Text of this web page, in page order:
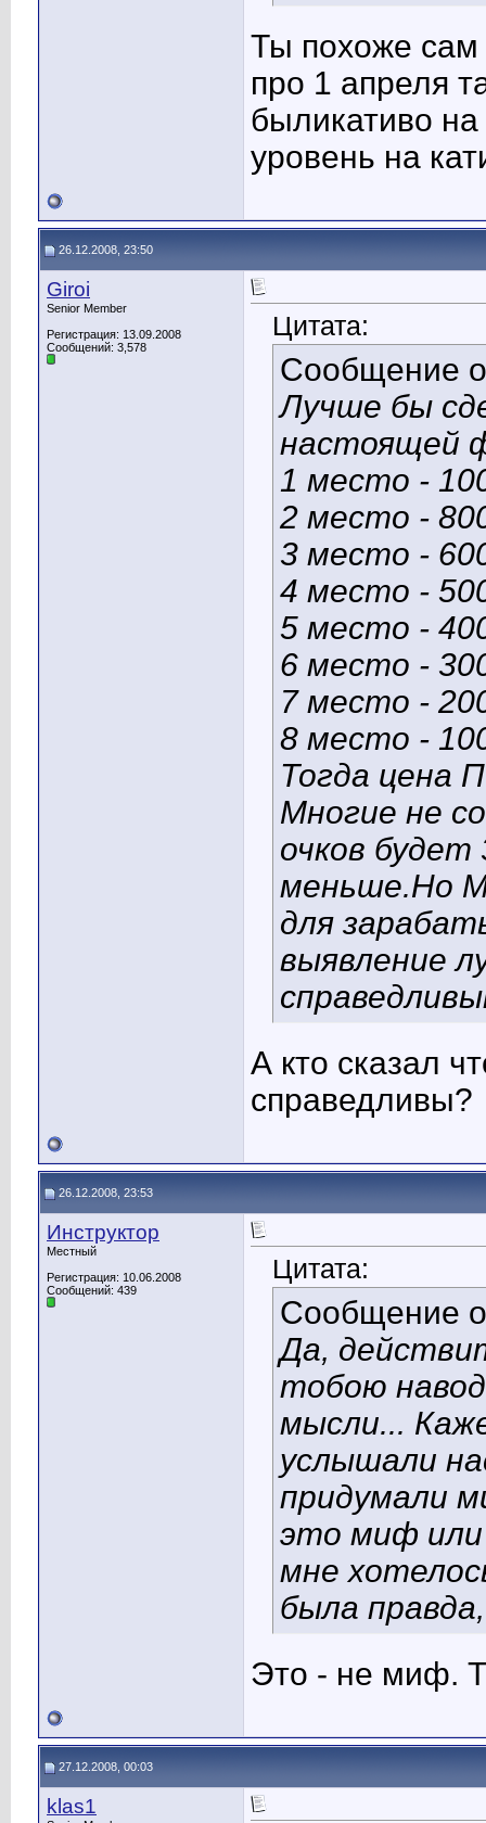
Ты похоже сам
про 1 апреля
быликативо
уровень на
26.12.2008, 23:50
Giroi
Senior Member
Регистрация: 13.09.2008
Сообщений: 3,578
Цитата:
Сообщение
Лучше бы
настоящей
1 место -
2 место -
3 место -
4 место -
5 место -
6 место -
7 место -
8 место -
Тогда цена
Многие не
очков будет
меньше.Но
для
выявление
А кто сказал
справедливы?
26.12.2008, 23:53
Инструктор
Местный
Регистрация: 10.06.2008
Сообщений: 439
Цитата:
Сообщение
Да,
тобою
мысли...
услышали
придумали
это миф или
мне
была
Это - не миф.
27.12.2008, 00:03
klas1